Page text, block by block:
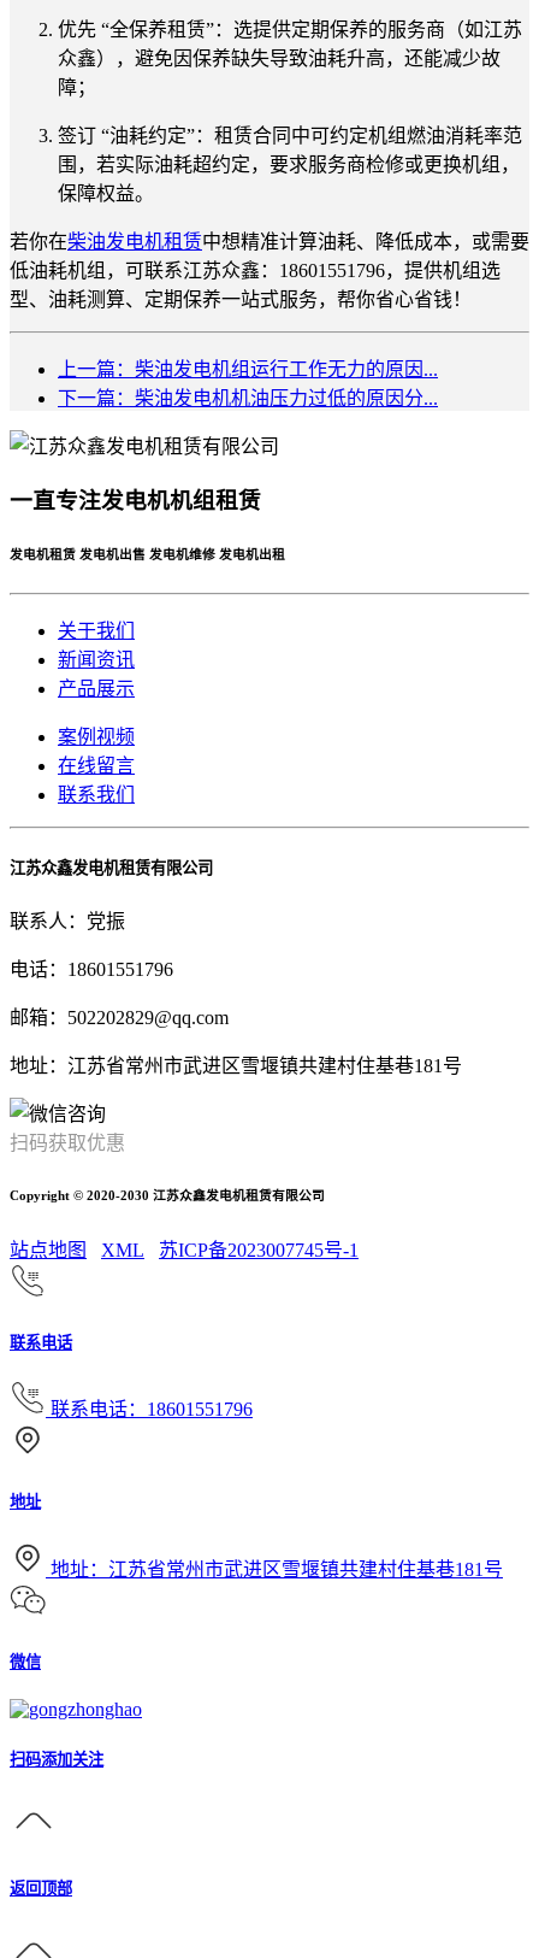
优先 “全保养租赁”：选提供定期保养的服务商（如江苏
众鑫），避免因保养缺失导致油耗升高，还能减少故
障；
签订 “油耗约定”：租赁合同中可约定机组燃油消耗率范
围，若实际油耗超约定，要求服务商检修或更换机组，
保障权益。
若你在柴油发电机租赁中想精准计算油耗、降低成本，或需要
低油耗机组，可联系江苏众鑫：18601551796，提供机组选
型、油耗测算、定期保养一站式服务，帮你省心省钱！
上一篇：柴油发电机组运行工作无力的原因...
下一篇：柴油发电机机油压力过低的原因分...
一直专注发电机机组租赁
发电机租赁 发电机出售 发电机维修 发电机出租
关于我们
新闻资讯
产品展示
案例视频
在线留言
联系我们
江苏众鑫发电机租赁有限公司
联系人：党振
电话：18601551796
邮箱：502202829@qq.com
地址：江苏省常州市武进区雪堰镇共建村住基巷181号
扫码获取优惠
Copyright © 2020-2030 江苏众鑫发电机租赁有限公司
站点地图 XML 苏ICP备2023007745号-1
联系电话
联系电话：18601551796
地址
地址：江苏省常州市武进区雪堰镇共建村住基巷181号
微信
扫码添加关注
返回顶部